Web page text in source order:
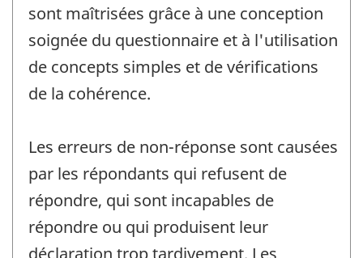
sont maîtrisées grâce à une conception
soignée du questionnaire et à l'utilisation
de concepts simples et de vérifications
de la cohérence.
Les erreurs de non-réponse sont causées
par les répondants qui refusent de
répondre, qui sont incapables de
répondre ou qui produisent leur
déclaration trop tardivement. Les